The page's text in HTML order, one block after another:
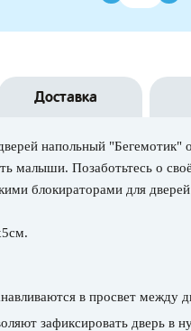
Доставка
напольный "Бегемотик"
малыши. Позаботьтесь о
блокираторами для дверей
в просвет между
зафиксировать дверь в